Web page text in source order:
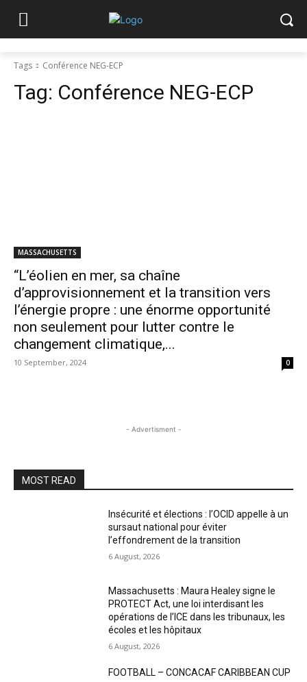
Tags Conférence NEG-ECP
Tag: Conférence NEG-ECP
MASSACHUSETTS
“L’éolien en mer, sa chaîne
d’approvisionnement et la transition vers
l’énergie propre : une énorme opportunité
non seulement pour lutter contre le
changement climatique,...
10 September, 2024 0
- Advertisment -
MOST READ
Insécurité et élections : l’OCID appelle à un
sursaut national pour éviter
l’effondrement de la transition
6 August, 2026
Massachusetts : Maura Healey signe le
PROTECT Act, une loi interdisant les
opérations de l’ICE dans les tribunaux, les
écoles et les hôpitaux
6 August, 2026
FOOTBALL – CONCACAF CARIBBEAN CUP